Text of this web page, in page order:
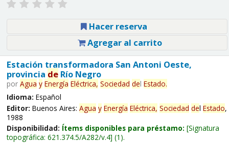
Hacer reserva
Agregar al carrito
Estación transformadora San Antoni Oeste,
provincia deRío Negro
por Agua y Energía Eléctrica, Sociedad del Estado.
Idioma: Español
Editor: Buenos Aires: Agua y Energía Eléctrica, Sociedad del Estado,
1988
Disponibilidad: Ítems disponibles para préstamo: Signatura
topográfica: 621.374.5/A282/v.4 (1).